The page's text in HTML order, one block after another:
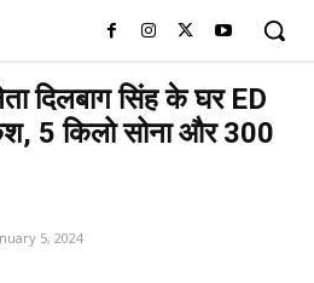
दिलबाग सिंह के घर ED
5 किलो सोना और 300
5, 2024